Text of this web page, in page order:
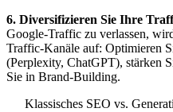
6. Diversifizieren Sie Ihre
Google-Traffic zu verlassen,
Traffic-Kanäle auf: Optimieren
(Perplexity, ChatGPT), stärken
Sie in Brand-Building.
Klassisches SEO vs.